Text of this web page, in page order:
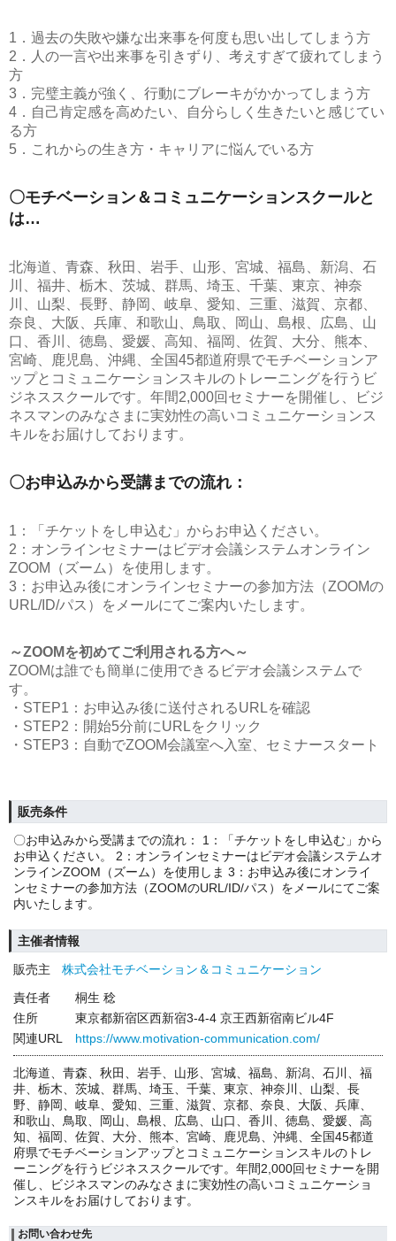
1．過去の失敗や嫌な出来事を何度も思い出してしまう方
2．人の一言や出来事を引きずり、考えすぎて疲れてしまう
方
3．完璧主義が強く、行動にブレーキがかかってしまう方
4．自己肯定感を高めたい、自分らしく生きたいと感じてい
る方
5．これからの生き方・キャリアに悩んでいる方
〇モチベーション＆コミュニケーションスクールと
は…
北海道、青森、秋田、岩手、山形、宮城、福島、新潟、石
川、福井、栃木、茨城、群馬、埼玉、千葉、東京、神奈
川、山梨、長野、静岡、岐阜、愛知、三重、滋賀、京都、
奈良、大阪、兵庫、和歌山、鳥取、岡山、島根、広島、山
口、香川、徳島、愛媛、高知、福岡、佐賀、大分、熊本、
宮崎、鹿児島、沖縄、全国45都道府県でモチベーションア
ップとコミュニケーションスキルのトレーニングを行うビ
ジネススクールです。年間2,000回セミナーを開催し、ビジ
ネスマンのみなさまに実効性の高いコミュニケーションス
キルをお届けしております。
〇お申込みから受講までの流れ：
1：「チケットをし申込む」からお申込ください。
2：オンラインセミナーはビデオ会議システムオンライン
ZOOM（ズーム）を使用します。
3：お申込み後にオンラインセミナーの参加方法（ZOOMの
URL/ID/パス）をメールにてご案内いたします。
～ZOOMを初めてご利用される方へ～
ZOOMは誰でも簡単に使用できるビデオ会議システムで
す。
・STEP1：お申込み後に送付されるURLを確認
・STEP2：開始5分前にURLをクリック
・STEP3：自動でZOOM会議室へ入室、セミナースタート
販売条件
〇お申込みから受講までの流れ： 1：「チケットをし申込む」から
お申込ください。 2：オンラインセミナーはビデオ会議システムオ
ンラインZOOM（ズーム）を使用しま 3：お申込み後にオンライ
ンセミナーの参加方法（ZOOMのURL/ID/パス）をメールにてご案
内いたします。
主催者情報
販売主
株式会社モチベーション＆コミュニケーション
責任者
桐生 稔
住所
東京都新宿区西新宿3-4-4 京王西新宿南ビル4F
関連URL
https://www.motivation-communication.com/
北海道、青森、秋田、岩手、山形、宮城、福島、新潟、石川、福
井、栃木、茨城、群馬、埼玉、千葉、東京、神奈川、山梨、長
野、静岡、岐阜、愛知、三重、滋賀、京都、奈良、大阪、兵庫、
和歌山、鳥取、岡山、島根、広島、山口、香川、徳島、愛媛、高
知、福岡、佐賀、大分、熊本、宮崎、鹿児島、沖縄、全国45都道
府県でモチベーションアップとコミュニケーションスキルのトレ
ーニングを行うビジネススクールです。年間2,000回セミナーを開
催し、ビジネスマンのみなさまに実効性の高いコミュニケーショ
ンスキルをお届けしております。
お問い合わせ先